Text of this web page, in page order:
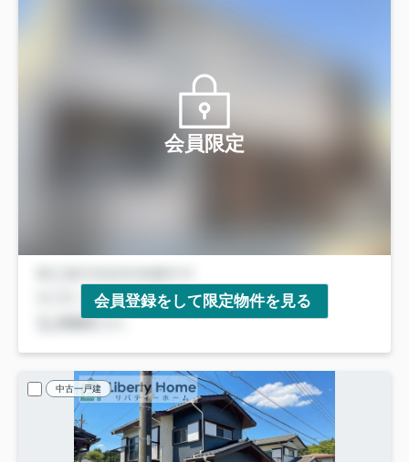
会員限定
会員登録をして限定物件を見る
中古一戸建